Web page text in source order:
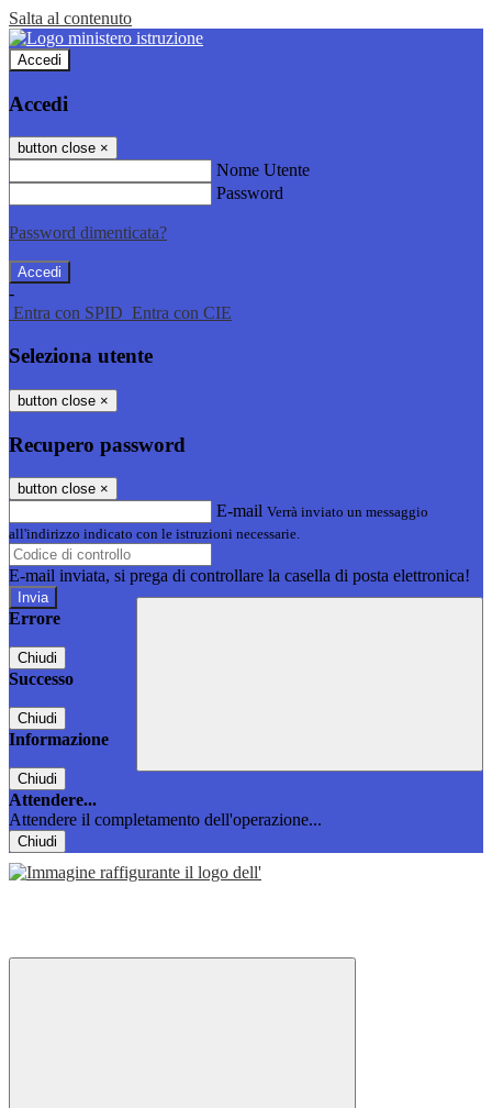
Salta al contenuto
Accedi
Accedi
button close ×
Nome Utente
Password
Password dimenticata?
-
Entra con SPID Entra con CIE
Seleziona utente
button close ×
Recupero password
button close ×
E-mail Verrà inviato un messaggio
all'indirizzo indicato con le istruzioni necessarie.
E-mail inviata, si prega di controllare la casella di posta elettronica!
Errore
Chiudi
Successo
Chiudi
Informazione
Chiudi
Attendere...
Attendere il completamento dell'operazione...
Chiudi